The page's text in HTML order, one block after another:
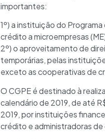
importantes:
1º) a instituição do
crédito a microempresas
2º) o aproveitamento de
temporárias, pelas
exceto as cooperativas de
O CGPE é destinado à
calendário de 2019, de até
2019, por instituições
crédito e administradoras